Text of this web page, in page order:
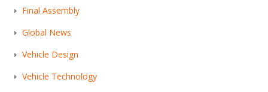
Final Assembly
Global News
Vehicle Design
Vehicle Technology